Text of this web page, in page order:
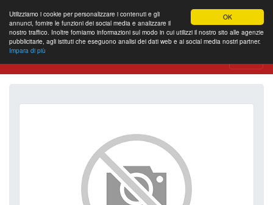
OK
Utilizziamo i cookie per personalizzare i contenuti e gli
annunci, fornire le funzioni dei social media e analizzare il
nostro traffico. Inoltre forniamo informazioni sul modo in cui utilizzi il nostro sito alle agenzie
pubblicitarie, agli istituti che eseguono analisi dei dati web e ai social media nostri partner.
Impara di più
Website Review